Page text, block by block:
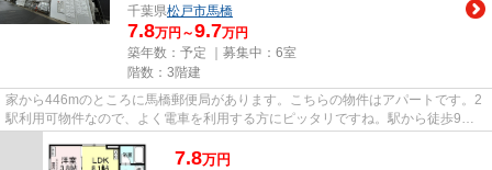
千葉県松戸市馬橋
7.8万円～9.7万円
築年数：予定 ｜募集中： 6室
階数：3階建
家から446mのところに馬橋郵便局があります。こちらの物件はアパートです。2
駅利用可物件なので、よく電車を利用する方にピッタリですね。駅から徒歩9分
7.8万円